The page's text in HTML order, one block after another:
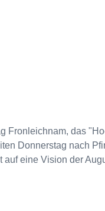
Fronleichnam, das
Donnerstag nach
auf eine Vision der